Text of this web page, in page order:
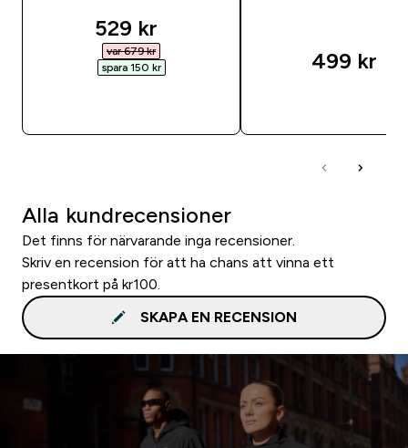
discounted price
529 kr‎
var 679 kr‎
spara 150 kr‎
499 kr‎
Alla kundrecensioner
Det finns för närvarande inga recensioner.
Skriv en recension för att ha chans att vinna ett
presentkort på kr100.
SKAPA EN RECENSION